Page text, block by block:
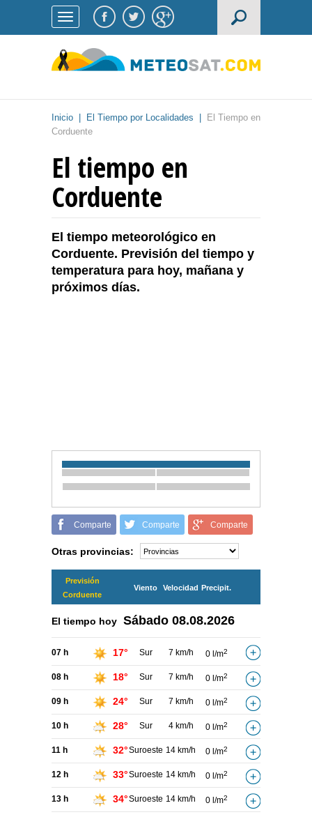
Inicio El Tiempo por Localidades
El Tiempo en
Corduente
El tiempo en
Corduente
El tiempo meteorológico en
Corduente. Previsión del tiempo y
temperatura para hoy, mañana y
próximos días.
Comparte Comparte Comparte
Otras provincias:
Previsión
Corduente
Viento Velocidad Precipit.
El tiempo hoy Sábado 08.08.2026
07 h 17° Sur 7 km/h 0 l/m2
08 h 18° Sur 7 km/h 0 l/m2
09 h 24° Sur 7 km/h 0 l/m2
10 h 28° Sur 4 km/h 0 l/m2
11 h 32°Suroeste 14 km/h 0 l/m2
12 h 33°Suroeste 14 km/h 0 l/m2
13 h 34°Suroeste 14 km/h 0 l/m2